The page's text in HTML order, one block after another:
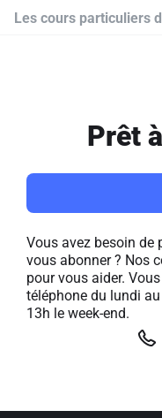
Les cours particuliers
Prêt
Vous avez besoin de
vous abonner ? Nos
pour vous aider.
téléphone du lundi
13h le week-end.